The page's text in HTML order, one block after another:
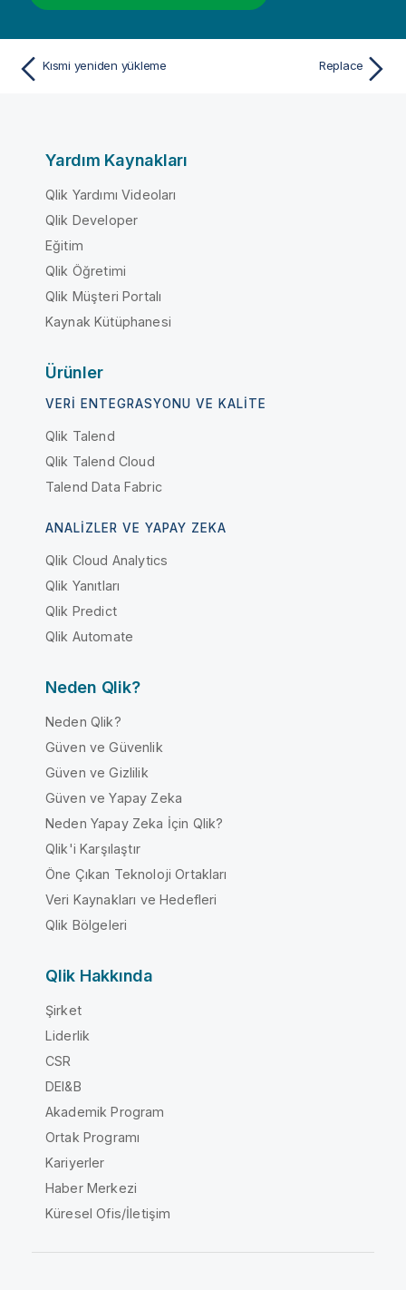
Kısmi yeniden yükleme Replace
Yardım Kaynakları
Qlik Yardımı Videoları
Qlik Developer
Eğitim
Qlik Öğretimi
Qlik Müşteri Portalı
Kaynak Kütüphanesi
Ürünler
VERI ENTEGRASYONU VE KALITE
Qlik Talend
Qlik Talend Cloud
Talend Data Fabric
ANALIZLER VE YAPAY ZEKA
Qlik Cloud Analytics
Qlik Yanıtları
Qlik Predict
Qlik Automate
Neden Qlik?
Neden Qlik?
Güven ve Güvenlik
Güven ve Gizlilik
Güven ve Yapay Zeka
Neden Yapay Zeka İçin Qlik?
Qlik'i Karşılaştır
Öne Çıkan Teknoloji Ortakları
Veri Kaynakları ve Hedefleri
Qlik Bölgeleri
Qlik Hakkında
Şirket
Liderlik
CSR
DEI&B
Akademik Program
Ortak Programı
Kariyerler
Haber Merkezi
Küresel Ofis/İletişim